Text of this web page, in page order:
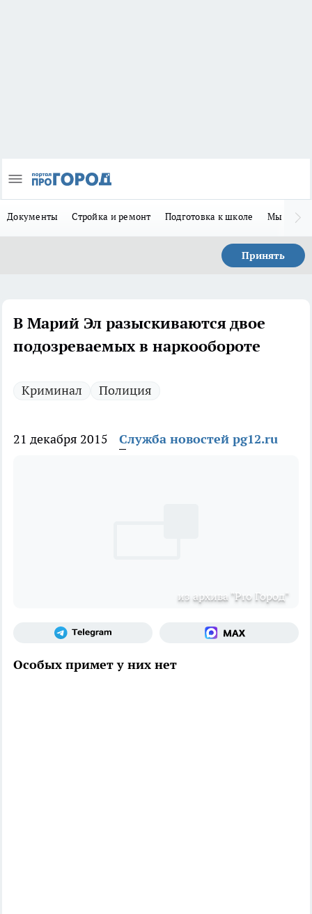
Документы Стройка и ремонт Подготовка к школе Мы в MAX
Принять
В Марий Эл разыскиваются двое
подозреваемых в наркообороте
Криминал Полиция
21 декабря 2015 Служба новостей pg12.ru
из архива "Pro Город"
Особых примет у них нет